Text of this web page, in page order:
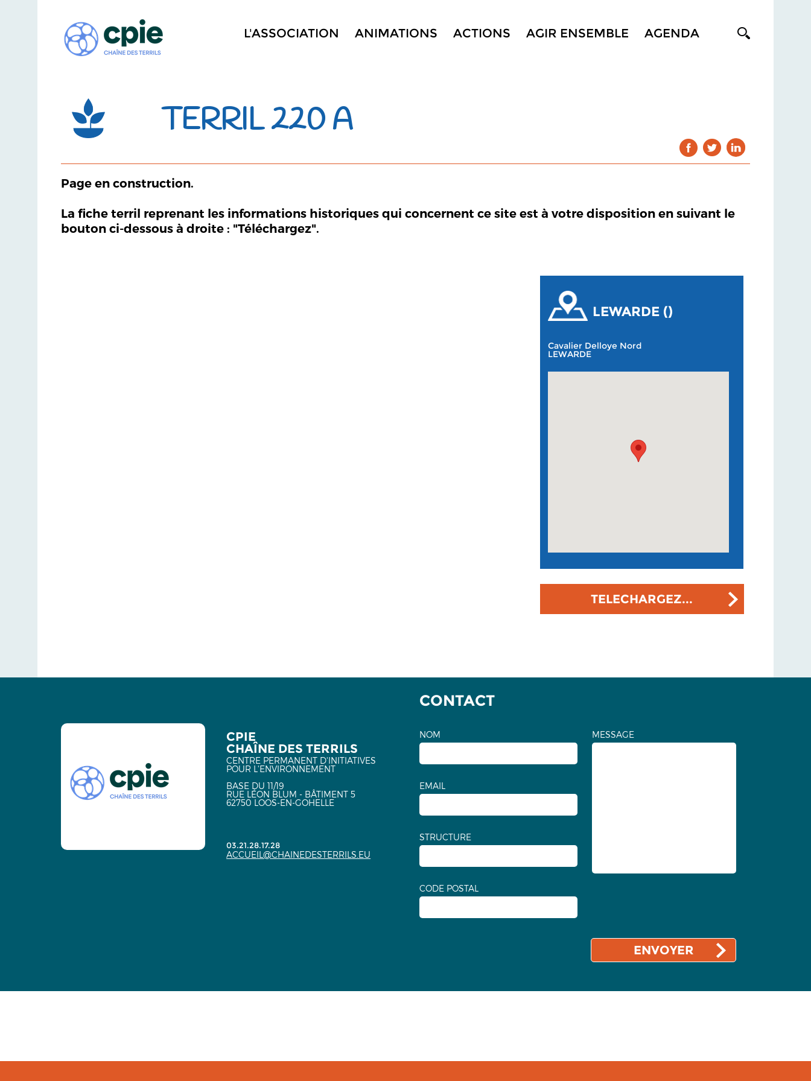
L'ASSOCIATION ANIMATIONS ACTIONS AGIR ENSEMBLE AGENDA
TERRIL 220 A
Page en construction.
La fiche terril reprenant les informations historiques qui concernent ce site est à votre disposition en suivant le
bouton ci-dessous à droite : "Téléchargez".
LEWARDE ()
Cavalier Delloye Nord
LEWARDE
TELECHARGEZ...
CPIE
CHAÎNE DES TERRILS
CENTRE PERMANENT D'INITIATIVES
POUR L'ENVIRONNEMENT
BASE DU 11/19
RUE LÉON BLUM - BÂTIMENT 5
62750 LOOS-EN-GOHELLE
03.21.28.17.28
ACCUEIL@CHAINEDESTERRILS.EU
CONTACT
NOM
EMAIL
STRUCTURE
CODE POSTAL
MESSAGE